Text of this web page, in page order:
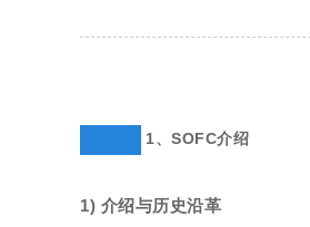
1、SOFC介绍
1) 介绍与历史沿革